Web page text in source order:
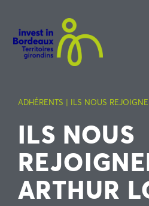
ADHÉRENTS | ILS NOUS
ILS NOUS
ARTHUR